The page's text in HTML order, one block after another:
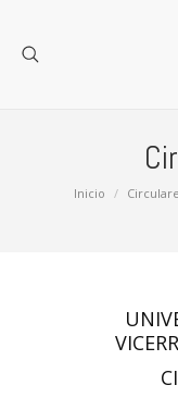
Estás aquí:
Inicio